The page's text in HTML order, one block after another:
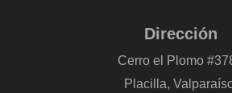
Dirección
Cerro el Plomo
Placilla,